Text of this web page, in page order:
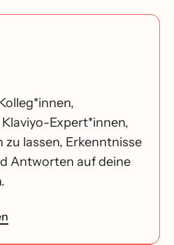
Expert*innen,
lassen, Erkenntnisse
Antworten auf deine